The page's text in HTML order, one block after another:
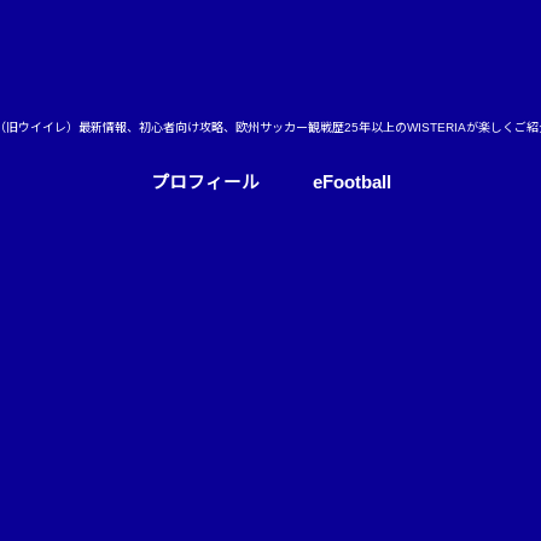
旧ウイイレ）最新情報、初心者向け攻略、欧州サッカー観戦歴25年以上のWISTERIAが楽しくご紹
プロフィール eFootball